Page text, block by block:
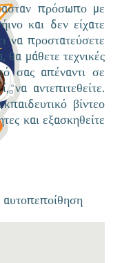
πρόσωπο με
και δεν είχατε
να προστατεύσετε
μάθετε τεχνικές
σας απέναντι σε
να αντεπιτεθείτε.
βίντεο
και εξασκηθείτε
αυτοπεποίθηση